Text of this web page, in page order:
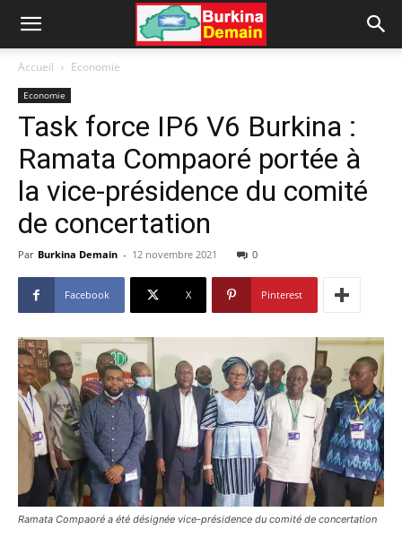
Accueil Economie
Economie
Task force IP6 V6 Burkina :
Ramata Compaoré portée à
la vice-présidence du comité
de concertation
Par Burkina Demain - 12 novembre 2021 0
Facebook X Pinterest
Ramata Compaoré a été désignée vice-présidence du comité de concertation